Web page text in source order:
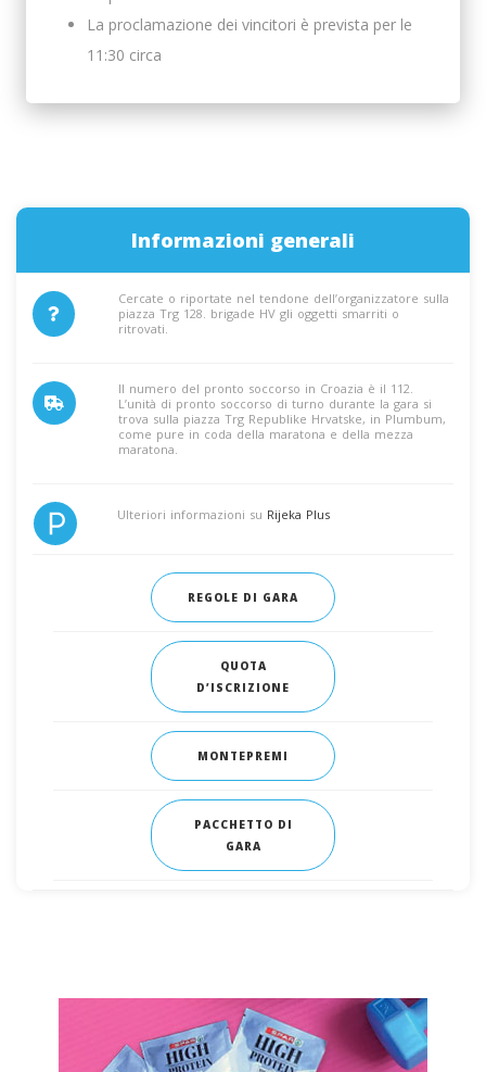
La proclamazione dei vincitori è prevista per le
11:30 circa
Informazioni generali
Cercate o riportate nel tendone dell’organizzatore sulla
piazza Trg 128. brigade HV gli oggetti smarriti o
ritrovati.
Il numero del pronto soccorso in Croazia è il 112.
L’unità di pronto soccorso di turno durante la gara si
trova sulla piazza Trg Republike Hrvatske, in Plumbum,
come pure in coda della maratona e della mezza
maratona.
Ulteriori informazioni su Rijeka Plus
REGOLE DI GARA
QUOTA
D’ISCRIZIONE
MONTEPREMI
PACCHETTO DI
GARA